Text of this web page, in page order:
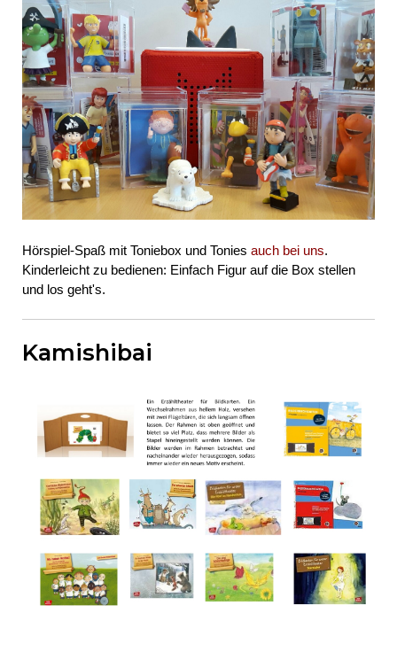
Hörspiel-Spaß mit Toniebox und Tonies auch bei uns.
Kinderleicht zu bedienen: Einfach Figur auf die Box stellen
und los geht's.
Kamishibai